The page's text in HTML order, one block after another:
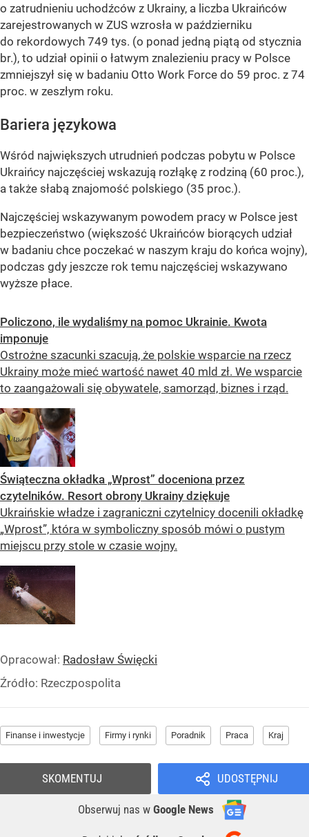
o zatrudnieniu uchodźców z Ukrainy, a liczba Ukraińców
zarejestrowanych w ZUS wzrosła w październiku
do rekordowych 749 tys. (o ponad jedną piątą od stycznia
br.), to udział opinii o łatwym znalezieniu pracy w Polsce
zmniejszył się w badaniu Otto Work Force do 59 proc. z 74
proc. w zeszłym roku.
Bariera językowa
Wśród największych utrudnień podczas pobytu w Polsce
Ukraińcy najczęściej wskazują rozłąkę z rodziną (60 proc.),
a także słabą znajomość polskiego (35 proc.).
Najczęściej wskazywanym powodem pracy w Polsce jest
bezpieczeństwo (większość Ukraińców biorących udział
w badaniu chce poczekać w naszym kraju do końca wojny),
podczas gdy jeszcze rok temu najczęściej wskazywano
wyższe płace.
Policzono, ile wydaliśmy na pomoc Ukrainie. Kwota
imponuje
Ostrożne szacunki szacują, że polskie wsparcie na rzecz
Ukrainy może mieć wartość nawet 40 mld zł. We wsparcie
to zaangażowali się obywatele, samorząd, biznes i rząd.
Świąteczna okładka „Wprost” doceniona przez
czytelników. Resort obrony Ukrainy dziękuje
Ukraińskie władze i zagraniczni czytelnicy docenili okładkę
„Wprost”, która w symboliczny sposób mówi o pustym
miejscu przy stole w czasie wojny.
Opracował: Radosław Święcki
Źródło: Rzeczpospolita
Finanse i inwestycje Firmy i rynki Poradnik Praca Kraj
UDOSTĘPNIJ
Obserwuj nas w Google News
SKOMENTUJ